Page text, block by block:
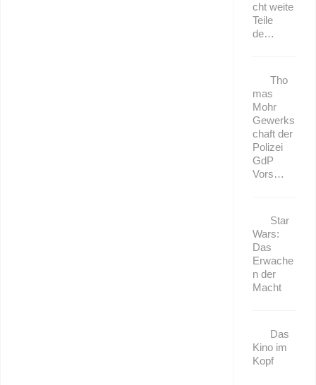
cht weite
Teile
de…
Tho
mas
Mohr
Gewerks
chaft der
Polizei
GdP
Vors…
Star
Wars:
Das
Erwache
n der
Macht
Das
Kino im
Kopf